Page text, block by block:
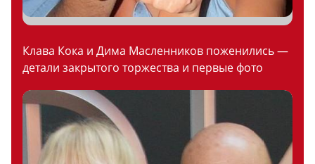
Клава Кока и Дима Масленников поженились —
детали закрытого торжества и первые фото